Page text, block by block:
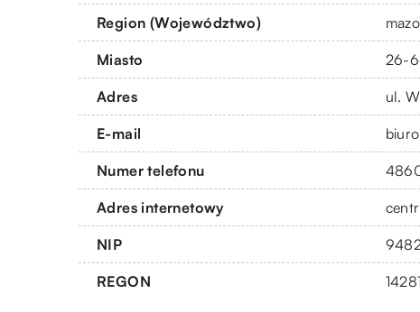
Region (Województwo)
Miasto 26-
Adres ul.
E-mail
Numer telefonu
Adres internetowy
NIP
REGON